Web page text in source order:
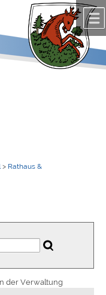
springen.
> Rathaus &
der Verwaltung